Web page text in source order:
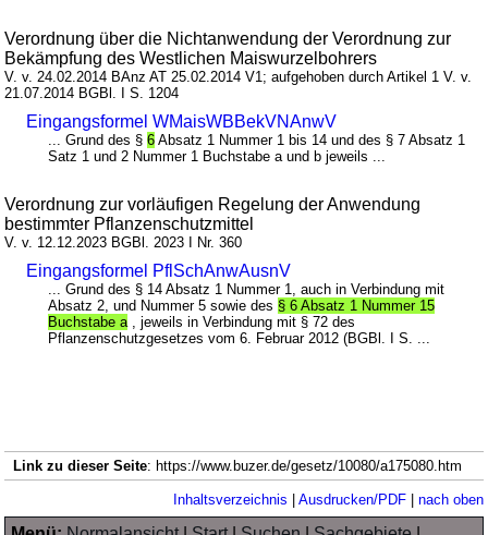
Verordnung über die Nichtanwendung der Verordnung zur
Bekämpfung des Westlichen Maiswurzelbohrers
V. v. 24.02.2014 BAnz AT 25.02.2014 V1; aufgehoben durch Artikel 1 V. v.
21.07.2014 BGBl. I S. 1204
Eingangsformel WMaisWBBekVNAnwV
... Grund des §6 Absatz 1 Nummer 1 bis 14 und des § 7 Absatz 1
Satz 1 und 2 Nummer 1 Buchstabe a und b jeweils ...
Verordnung zur vorläufigen Regelung der Anwendung
bestimmter Pflanzenschutzmittel
V. v. 12.12.2023 BGBl. 2023 I Nr. 360
Eingangsformel PflSchAnwAusnV
... Grund des § 14 Absatz 1 Nummer 1, auch in Verbindung mit
Absatz 2, und Nummer 5 sowie des § 6 Absatz 1 Nummer 15
Buchstabe a , jeweils in Verbindung mit § 72 des
Pflanzenschutzgesetzes vom 6. Februar 2012 (BGBl. I S. ...
Link zu dieser Seite: https://www.buzer.de/gesetz/10080/a175080.htm
Inhaltsverzeichnis | Ausdrucken/PDF| nach oben